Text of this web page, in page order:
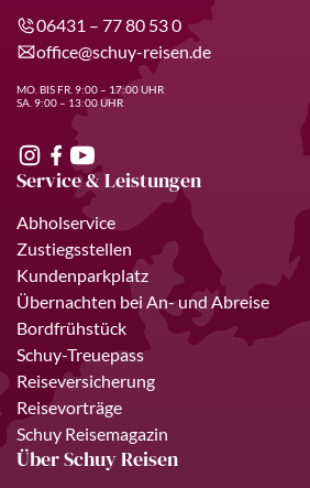
06431 – 77 80 53 0
office@schuy-reisen.de
MO. BIS FR. 9:00 – 17:00 UHR
SA. 9:00 – 13:00 UHR
Service & Leistungen
Abholservice
Zustiegsstellen
Kundenparkplatz
Übernachten bei An- und Abreise
Bordfrühstück
Schuy-Treuepass
Reiseversicherung
Reisevorträge
Schuy Reisemagazin
Über Schuy Reisen